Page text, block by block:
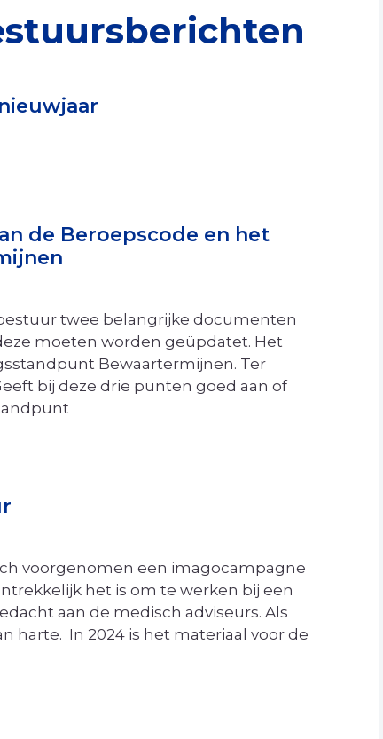
de Beroepscode en het
twee belangrijke documenten
moeten worden geüpdatet. Het
Bewaartermijnen. Ter
bij deze drie punten goed aan of
voorgenomen een imagocampagne
het is om te werken bij een
aan de medisch adviseurs. Als
harte. In 2024 is het materiaal voor de